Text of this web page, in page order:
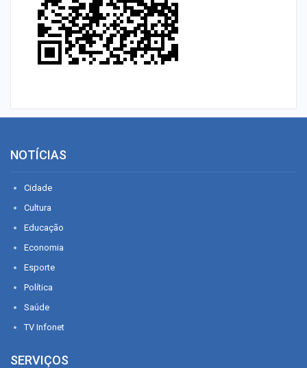
NOTÍCIAS
Cidade
Cultura
Educação
Economia
Esporte
Política
Saúde
TV Infonet
SERVIÇOS